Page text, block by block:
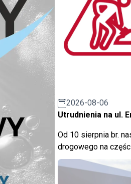
2026-08-06
Utrudnienia na ul.
Od 10 sierpnia br.
drogowego na